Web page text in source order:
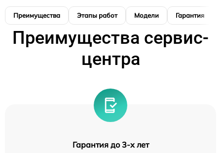
Преимущества Этапы работ Модели Гарантия
Преимущества сервис-
центра
Гарантия до 3-х лет